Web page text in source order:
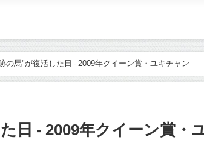
の馬"が復活した日 - 2009年クイーン賞・ユキチャン
日 - 2009年クイーン賞・